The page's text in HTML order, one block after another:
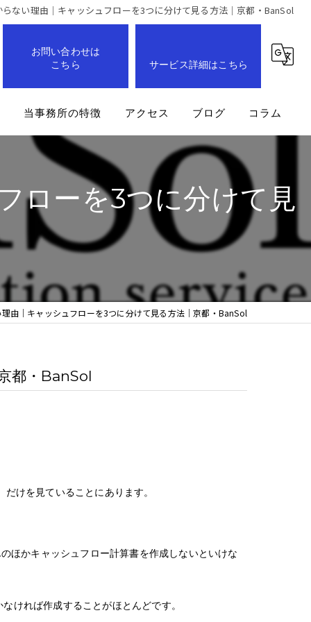
ない理由｜キャッシュフローを3つに分けて見る方法｜京都・BanSol
お問い合わせは
こちら
サービス詳細はこちら
当事務所の特徴
事業計画
企業
経営改善
業務効率化
成長支援
アクセス ブログ コラム
ローを3つに分けて見
由｜キャッシュフローを3つに分けて見る方法｜京都・BanSol
都・BanSol
けを見ていることにあります。
ほかキャッシュフロー計算書を作成しないといけな
ければ作成することがほとんどです。